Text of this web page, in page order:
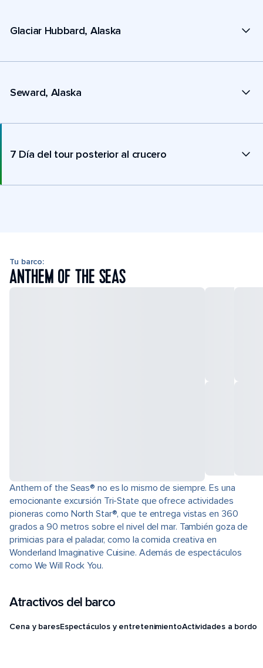
Glaciar Hubbard, Alaska
Seward, Alaska
7 Día del tour posterior al crucero
Tu barco:
ANTHEM OF THE SEAS
Anthem of the Seas® no es lo mismo de siempre. Es una
emocionante excursión Tri-State que ofrece actividades
pioneras como North Star®, que te entrega vistas en 360
grados a 90 metros sobre el nivel del mar. También goza de
primicias para el paladar, como la comida creativa en
Wonderland Imaginative Cuisine. Además de espectáculos
como We Will Rock You.
Atractivos del barco
Cena y baresEspectáculos y entretenimientoActividades a bordo